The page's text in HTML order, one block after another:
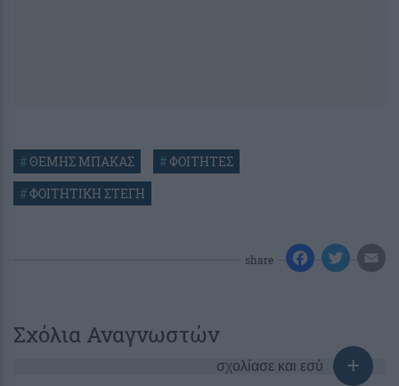
#ΘΕΜΗΣ ΜΠΑΚΑΣ #ΦΟΙΤΗΤΕΣ
#ΦΟΙΤΗΤΙΚΗ ΣΤΕΓΗ
share
Σχόλια Αναγνωστών
σχολίασε και εσύ